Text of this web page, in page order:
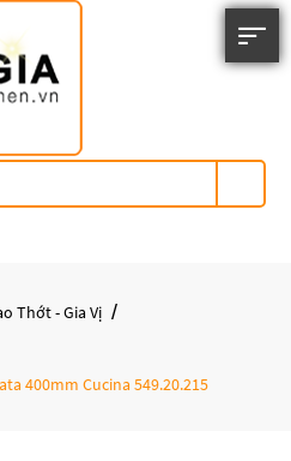
Thớt - Gia Vị
400mm Cucina 549.20.215